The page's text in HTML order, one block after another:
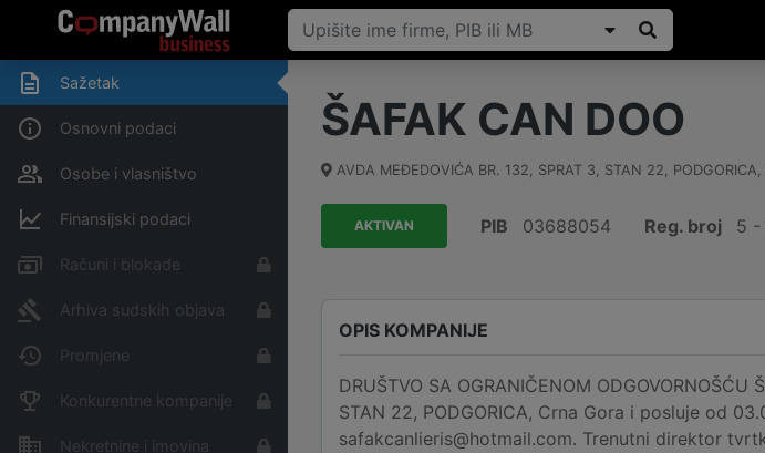
Sažetak
Osnovni podaci
Osobe i vlasništvo
Finansijski podaci
Računi i blokade
Arhiva sudskih objava
Promjene
Konkurentne kompanije
Nekretnine i imovina
ŠAFAK CAN DOO
AVDA MEĐEDOVIĆA BR. 132, SPRAT 3, STAN 22, PODGORICA,
AKTIVAN PIB 03688054 Reg. broj 5 -
OPIS KOMPANIJE
DRUŠTVO SA OGRANIČENOM
STAN 22, PODGORICA, Crna Gora i posluje od
safakcanlieris@hotmail.com. Trenutni direktor